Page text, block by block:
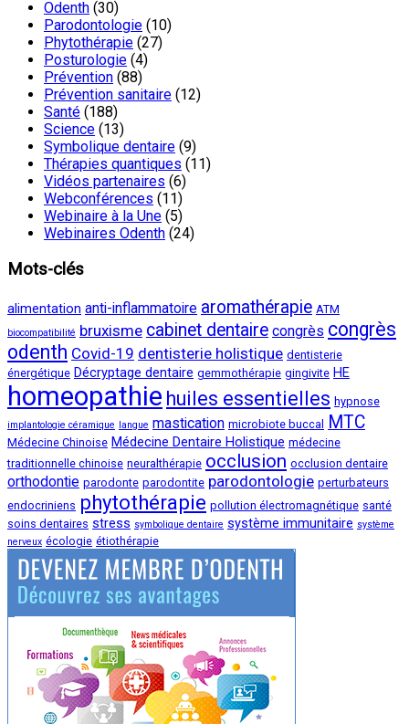
Odenth (30)
Parodontologie (10)
Phytothérapie (27)
Posturologie (4)
Prévention (88)
Prévention sanitaire (12)
Santé (188)
Science (13)
Symbolique dentaire (9)
Thérapies quantiques (11)
Vidéos partenaires (6)
Webconférences (11)
Webinaire à la Une (5)
Webinaires Odenth (24)
Mots-clés
alimentation anti-inflammatoire aromathérapie ATM
biocompatibilité bruxisme cabinet dentaire congrès congrès
odenth Covid-19 dentisterie holistique dentisterie
énergétique Décryptage dentaire gemmothérapie gingivite HE
homeopathie huiles essentielles hypnose
implantologie céramique langue mastication microbiote buccal MTC
Médecine Chinoise Médecine Dentaire Holistique médecine
traditionnelle chinoise neuralthérapie occlusion occlusion dentaire
orthodontie parodonte parodontite parodontologie perturbateurs
endocriniens phytothérapie pollution électromagnétique santé
soins dentaires stress symbolique dentaire système immunitaire système
nerveux écologie étiothérapie